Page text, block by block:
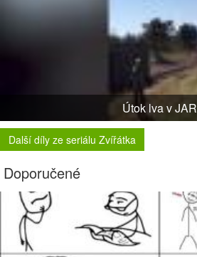
Útok lva v JAR
Další díly ze seriálu Zvířátka
Doporučené